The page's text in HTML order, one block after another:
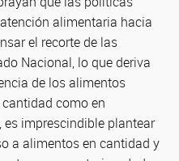
alimentaria hacia
el recorte de las
Nacional, lo que deriva
de los alimentos
como en
es imprescindible plantear
a alimentos en cantidad y